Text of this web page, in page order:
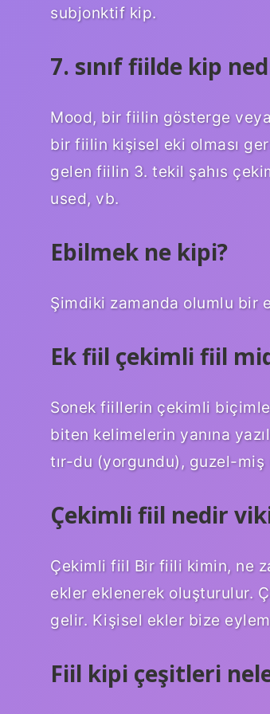
subjonktif kip.
7. sınıf fiilde kip
Mood, bir fiilin gösterge
bir fiilin kişisel eki olması
gelen fiilin 3. tekil şahıs
used, vb.
Ebilmek ne kipi?
Şimdiki zamanda olumlu bir
Ek fiil çekimli fiil
Sonek fiillerin çekimli
biten kelimelerin yanına
tır-du (yorgundu), guzel-
Çekimli fiil nedir
Çekimli fiil Bir fiili kimin, ne
ekler eklenerek oluşturulur.
gelir. Kişisel ekler bize
Fiil kipi çeşitleri